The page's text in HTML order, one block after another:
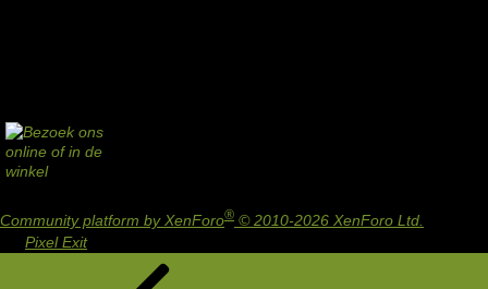
Community platform by XenForo® © 2010-2026 XenForo Ltd.
Pixel Exit